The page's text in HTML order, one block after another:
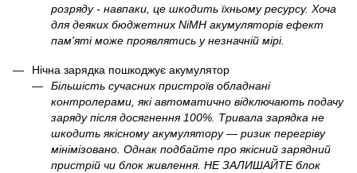
розряду - навпаки, це шкодить їхньому ресурсу. Хоча
для деяких бюджетних NiMH акумуляторів ефект
пам'яті може проявлятись у незначній мірі.
Нічна зарядка пошкоджує акумулятор
Більшість сучасних пристроїв обладнані
контролерами, які автоматично відключають подачу
заряду після досягнення 100%. Тривала зарядка не
шкодить якісному акумулятору — ризик перегріву
мінімізовано. Однак подбайте про якісний зарядний
пристрій чи блок живлення. НЕ ЗАЛИШАЙТЕ блок